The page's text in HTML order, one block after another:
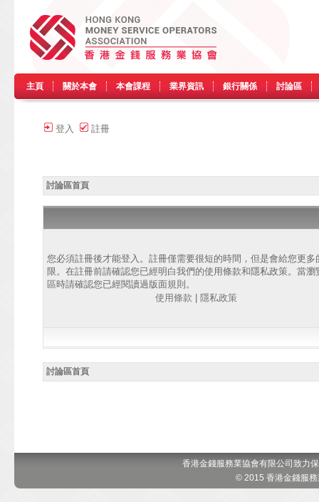
主頁 關於本會 本會課程 業界資訊 銀行關係 討論區
登入 註冊
討論區首頁
您必須註冊後才能登入。註冊僅需要很短的時間，但是會給您更多
限。在註冊前請確認您已經明白我們的使用條款和隱私政策。當瀏
區時請確認您已經閱讀過版面規則。
使用條款
隱私政策
討論區首頁
香港金錢服務業協會有限公司致力
© 2015 香港金錢服